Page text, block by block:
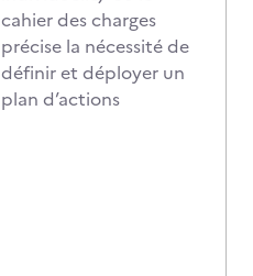
cahier des charges
précise la nécessité de
définir et déployer un
plan d’actions